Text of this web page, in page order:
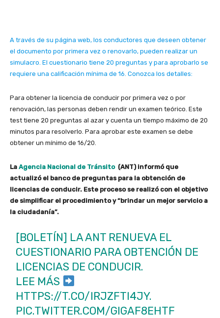
A través de su página web, los conductores que deseen obtener
el documento por primera vez o renovarlo, pueden realizar un
simulacro. El cuestionario tiene 20 preguntas y para aprobarlo se
requiere una calificación mínima de 16. Conozca los detalles:
Para obtener la licencia de conducir por primera vez o por
renovación, las personas deben rendir un examen teórico. Este
test tiene 20 preguntas al azar y cuenta un tiempo máximo de 20
minutos para resolverlo. Para aprobar este examen se debe
obtener un mínimo de 16/20.
La Agencia Nacional de Tránsito(ANT) informó que
actualizó el banco de preguntas para la obtención de
licencias de conducir. Este proceso se realizó con el objetivo
de simplificar el procedimiento y “brindar un mejor servicio a
la ciudadanía”.
[BOLETÍN] LA ANT RENUEVA EL
CUESTIONARIO PARA OBTENCIÓN DE
LICENCIAS DE CONDUCIR.
LEE MÁS
HTTPS://T.CO/IRJZFTI4JY.
PIC.TWITTER.COM/GIGAF8EHTF